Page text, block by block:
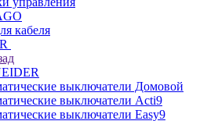
кабеля
выключатели Домовой
выключатели Acti9
выключатели Easy9